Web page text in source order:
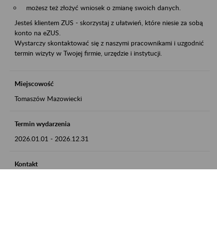
możesz też złożyć wniosek o zmianę swoich danych.
Jesteś klientem ZUS - skorzystaj z ułatwień, które niesie za sobą
konto na eZUS.
Wystarczy skontaktować się z naszymi pracownikami i uzgodnić
termin wizyty w Twojej firmie, urzędzie i instytucji.
Miejscowość
Tomaszów Mazowiecki
Termin wydarzenia
2026.01.01 - 2026.12.31
Kontakt